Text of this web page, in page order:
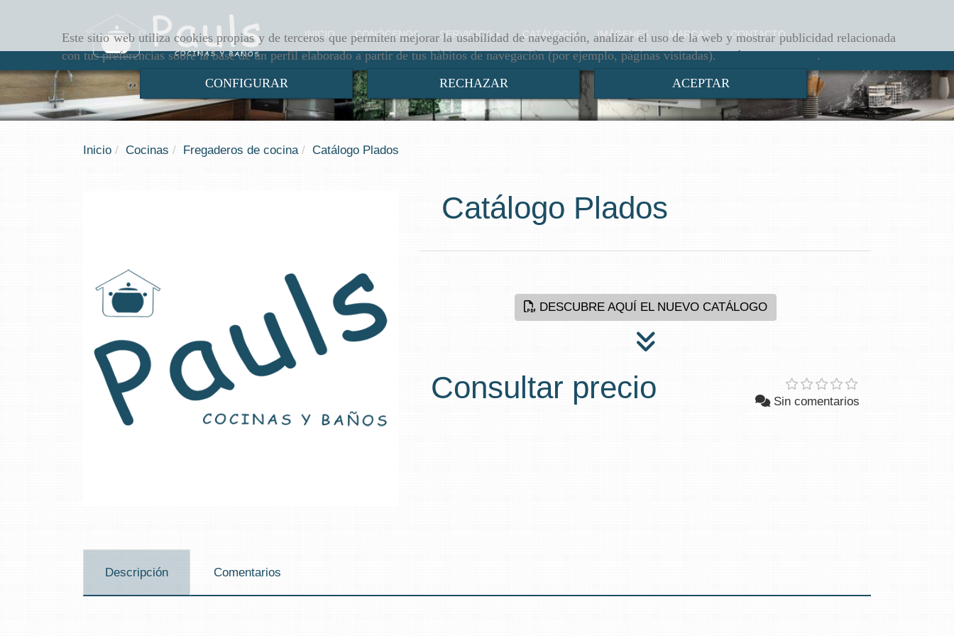
Este sitio web utiliza cookies propias y de terceros que permiten mejorar la usabilidad de navegación, analizar el uso de la web y mostrar publicidad relacionada
con tus preferencias sobre la base de un perfil elaborado a partir de tus hábitos de navegación (por ejemplo, páginas visitadas).Política de cookies.
CONFIGURAR
RECHAZAR ACEPTAR
INICIO CONÓCENOS SERVICIOS CATÁLOGO IMÁGENES MARCAS CONTACTO
Inicio Cocinas Fregaderos de cocina Catálogo Plados
Catálogo Plados
DESCUBRE AQUÍ EL NUEVO CATÁLOGO
Consultar precio Sin comentarios
Descripción Comentarios